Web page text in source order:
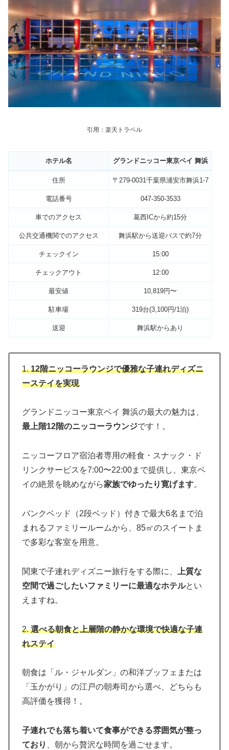
引用：楽天トラベル
ホテル名 グランドニッコー東京ベイ 舞浜
住所 〒279-0031千葉県浦安市舞浜1-7
電話番号 047-350-3533
車でのアクセス 葛西ICから約15分
公共交通機関でのアクセス 舞浜駅から送迎バスで約7分
チェックイン 15:00
チェックアウト 12:00
最安値 10,819円〜
駐車場 319台(3,100円/1泊)
送迎 舞浜駅からあり
1.12階ニッコーラウンジで優雅な子連れディズニ
ーステイを実現
グランドニッコー東京ベイ 舞浜の最大の魅力は、
最上階12階のニッコーラウンジです！。
ニッコーフロア宿泊者専用の軽食・スナック・ド
リンクサービスを7:00〜22:00まで提供し、東京ベ
イの絶景を眺めながら家族でゆったり寛げます。
バンクベッド（2段ベッド）付きで最大6名まで泊
まれるファミリールームから、85㎡のスイートま
で多彩な客室を用意。
関東で子連れディズニー旅行をする際に、
上質な
空間で過ごしたいファミリーに最適なホテルとい
えますね。
2.選べる朝食と上層階の静かな環境で快適な子連
れステイ
朝食は「ル・ジャルダン」の和洋ブッフェまたは
「玉かがり」の江戸の朝寿司から選べ、どちらも
高評価を獲得！。
子連れでも落ち着いて食事ができる雰囲気が整っ
ており
、朝から贅沢な時間を過ごせます。